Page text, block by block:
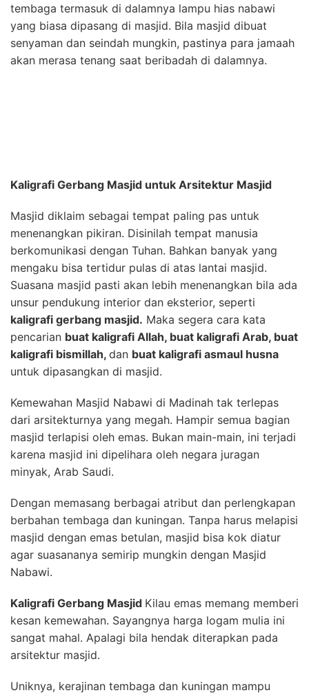
tembaga termasuk di dalamnya lampu hias nabawi
yang biasa dipasang di masjid. Bila masjid dibuat
senyaman dan seindah mungkin, pastinya para jamaah
akan merasa tenang saat beribadah di dalamnya.
Kaligrafi Gerbang Masjid untuk Arsitektur Masjid
Masjid diklaim sebagai tempat paling pas untuk
menenangkan pikiran. Disinilah tempat manusia
berkomunikasi dengan Tuhan. Bahkan banyak yang
mengaku bisa tertidur pulas di atas lantai masjid.
Suasana masjid pasti akan lebih menenangkan bila ada
unsur pendukung interior dan eksterior, seperti
kaligrafi gerbang masjid. Maka segera cara kata
pencarian buat kaligrafi Allah, buat kaligrafi Arab, buat
kaligrafi bismillah, dan buat kaligrafi asmaul husna
untuk dipasangkan di masjid.
Kemewahan Masjid Nabawi di Madinah tak terlepas
dari arsitekturnya yang megah. Hampir semua bagian
masjid terlapisi oleh emas. Bukan main-main, ini terjadi
karena masjid ini dipelihara oleh negara juragan
minyak, Arab Saudi.
Dengan memasang berbagai atribut dan perlengkapan
berbahan tembaga dan kuningan. Tanpa harus melapisi
masjid dengan emas betulan, masjid bisa kok diatur
agar suasananya semirip mungkin dengan Masjid
Nabawi.
Kaligrafi Gerbang Masjid Kilau emas memang memberi
kesan kemewahan. Sayangnya harga logam mulia ini
sangat mahal. Apalagi bila hendak diterapkan pada
arsitektur masjid.
Uniknya, kerajinan tembaga dan kuningan mampu